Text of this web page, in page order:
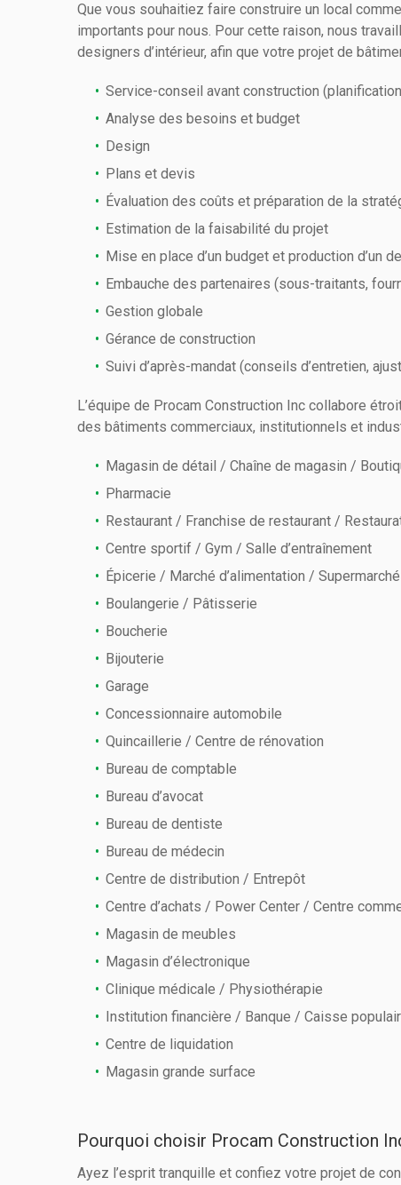
Que vous souhaitiez faire construire un local
importants pour nous. Pour cette raison, nous
designers d’intérieur, afin que votre projet de
Service-conseil avant construction
Analyse des besoins et budget
Design
Plans et devis
Évaluation des coûts et préparation de la
Estimation de la faisabilité du projet
Mise en place d’un budget et production d’un
Embauche des partenaires (sous-traitants,
Gestion globale
Gérance de construction
Suivi d’après-mandat (conseils d’entretien,
L’équipe de Procam Construction Inc collabore
des bâtiments commerciaux, institutionnels et
Magasin de détail / Chaîne de magasin /
Pharmacie
Restaurant / Franchise de restaurant /
Centre sportif / Gym / Salle d’entraînement
Épicerie / Marché d’alimentation / Supermarché
Boulangerie / Pâtisserie
Boucherie
Bijouterie
Garage
Concessionnaire automobile
Quincaillerie / Centre de rénovation
Bureau de comptable
Bureau d’avocat
Bureau de dentiste
Bureau de médecin
Centre de distribution / Entrepôt
Centre d’achats / Power Center / Centre
Magasin de meubles
Magasin d’électronique
Clinique médicale / Physiothérapie
Institution financière / Banque / Caisse
Centre de liquidation
Magasin grande surface
Pourquoi choisir Procam Construction
Ayez l’esprit tranquille et confiez votre projet de